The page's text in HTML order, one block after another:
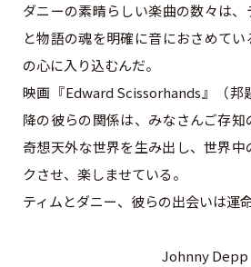
ダニーの素晴らしい楽曲の数々は
と物語の魂を明確に音におさめて
の心に入り込むんだ。
映画『Edward Scissorhands』（邦
降の彼らの関係は、みなさんご存知
奇想天外な世界を生み出し、世界中
クさせ、楽しませている。
ティムとダニー、彼らの出会いは運命
Johnny Depp